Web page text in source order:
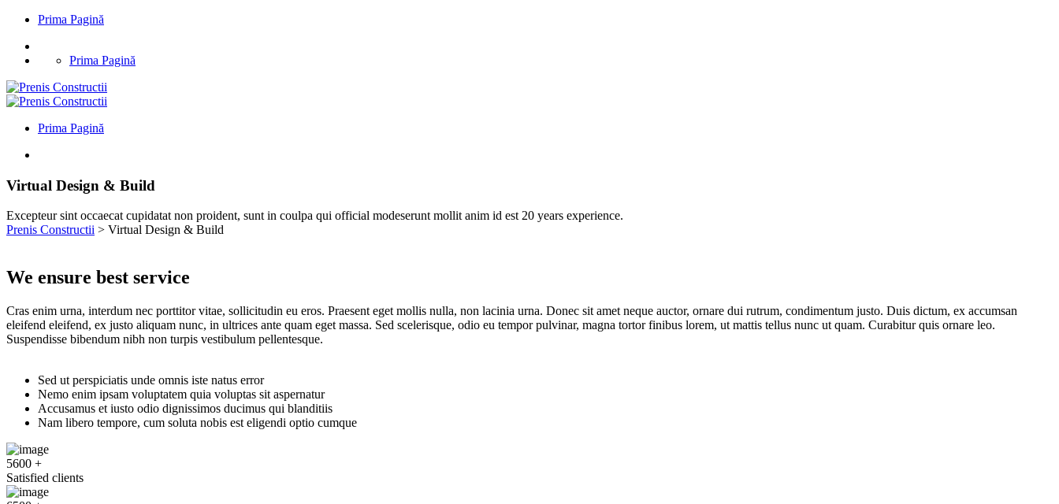
Prima Pagină
Prima Pagină
Prima Pagină
Virtual Design & Build
Excepteur sint occaecat cupidatat non proident, sunt in coulpa qui official modeserunt mollit anim id est 20 years experience.
Prenis Constructii > Virtual Design & Build
We ensure best service
Cras enim urna, interdum nec porttitor vitae, sollicitudin eu eros. Praesent eget mollis nulla, non lacinia urna. Donec sit amet neque auctor, ornare dui rutrum, condimentum justo. Duis dictum, ex accumsan
eleifend eleifend, ex justo aliquam nunc, in ultrices ante quam eget massa. Sed scelerisque, odio eu tempor pulvinar, magna tortor finibus lorem, ut mattis tellus nunc ut quam. Curabitur quis ornare leo.
Suspendisse bibendum nibh non turpis vestibulum pellentesque.
Sed ut perspiciatis unde omnis iste natus error
Nemo enim ipsam voluptatem quia voluptas sit aspernatur
Accusamus et iusto odio dignissimos ducimus qui blanditiis
Nam libero tempore, cum soluta nobis est eligendi optio cumque
5600 +
Satisfied clients